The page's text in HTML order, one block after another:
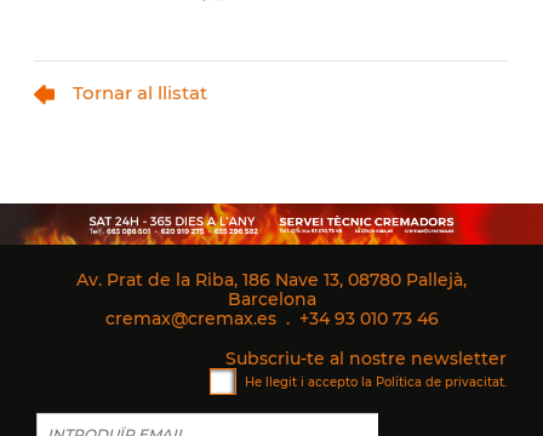
Tornar al llistat
Av. Prat de la Riba, 186 Nave 13, 08780 Pallejà,
Barcelona
cremax@cremax.es. +34 93 010 73 46
Subscriu-te al nostre newsletter
He llegit i accepto la Política de privacitat.